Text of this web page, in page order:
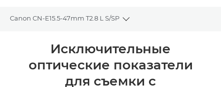
Canon CN-E15.5-47mm T2.8 L S/SP
Toggle breadcrumbs
Общая информация
Отзывы
Исключительные
оптические показатели
для съемки с